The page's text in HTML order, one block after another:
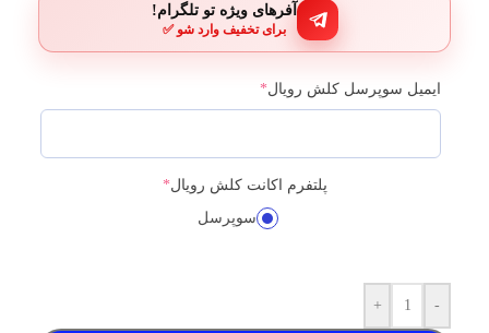
آفرهای ویژه تو تلگرام!
برای تخفیف وارد شو ✅
ایمیل سوپرسل کلش رویال*
پلتفرم اکانت کلش رویال
*
سوپرسل
-
+